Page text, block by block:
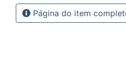
Página do item